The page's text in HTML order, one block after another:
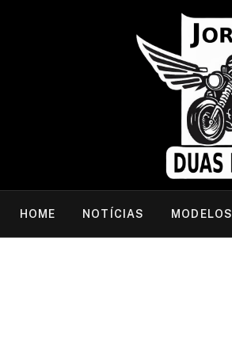
HOME NOTÍCIAS MODELOS